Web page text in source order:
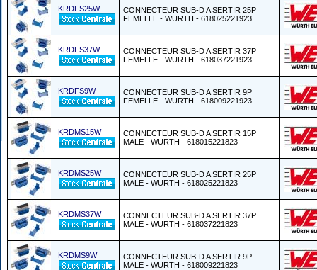
KRDFS25W
CONNECTEUR SUB-D A SERTIR 25P
FEMELLE - WURTH - 618025221923
KRDFS37W
CONNECTEUR SUB-D A SERTIR 37P
FEMELLE - WURTH - 618037221923
KRDFS9W
CONNECTEUR SUB-D A SERTIR 9P
FEMELLE - WURTH - 618009221923
KRDMS15W
CONNECTEUR SUB-D A SERTIR 15P
MALE - WURTH - 618015221823
KRDMS25W
CONNECTEUR SUB-D A SERTIR 25P
MALE - WURTH - 618025221823
KRDMS37W
CONNECTEUR SUB-D A SERTIR 37P
MALE - WURTH - 618037221823
KRDMS9W
CONNECTEUR SUB-D A SERTIR 9P
MALE - WURTH - 618009221823